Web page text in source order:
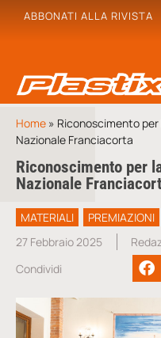
ABBONATI ALLA RIVISTA
Home » Riconoscimento
Nazionale Franciacorta
Riconoscimento per
Nazionale
MATERIALI
PREMIAZIONI
27 Febbraio 2025
Condividi